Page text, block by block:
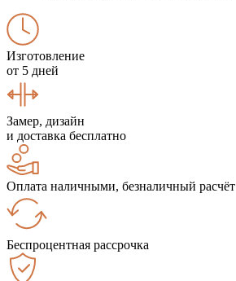
Изготовление
от 5 дней
Замер, дизайн
и доставка бесплатно
Оплата наличными, безналичный расчёт
Беспроцентная рассрочка